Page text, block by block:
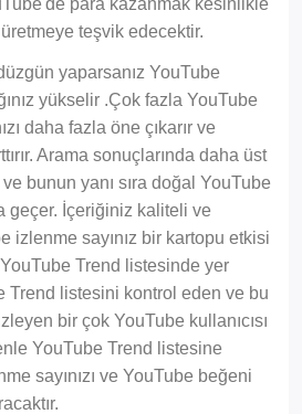
para kazanmak kesinlikle
teşvik edecektir.
yaparsanız YouTube
yükselir .Çok fazla YouTube
daha fazla öne çıkarır ve
Arama sonuçlarında daha üst
ve bunun yanı sıra doğal YouTube
geçer. İçeriğiniz kaliteli ve
izlenme sayınız bir kartopu etkisi
Trend listesinde yer
Trend listesini kontrol eden ve bu
bir çok YouTube kullanıcısı
YouTube Trend listesine
sayınızı ve YouTube beğeni